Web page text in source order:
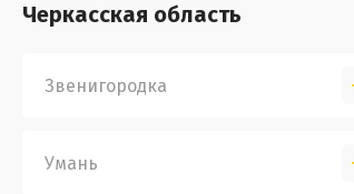
Черкасская область
Звенигородка
Умань